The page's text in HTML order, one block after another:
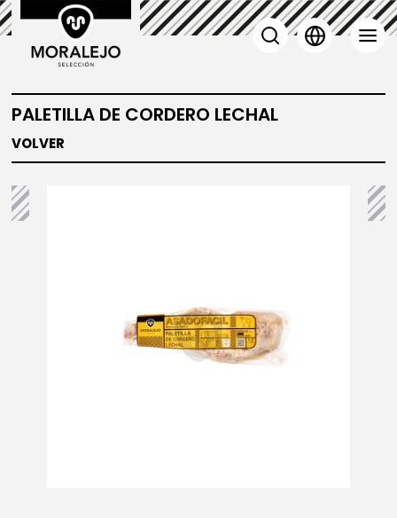
PALETILLA DE CORDERO LECHAL
VOLVER